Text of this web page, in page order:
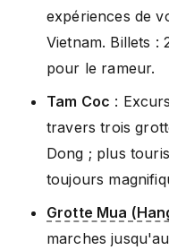
expériences de
Vietnam. Billets
pour le rameur.
Tam Coc :
travers trois
Dong ; plus
toujours
Grotte Mua
marches